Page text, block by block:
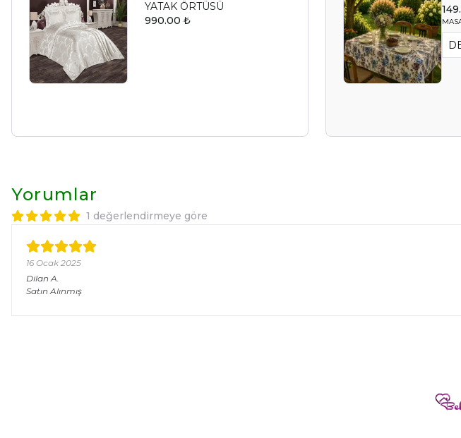
YATAK ÖRTÜSÜ
990.00 ₺
Yorumlar
1 değerlendirmeye göre
16 Ocak 2025
Dilan A.
Satın Alınmış